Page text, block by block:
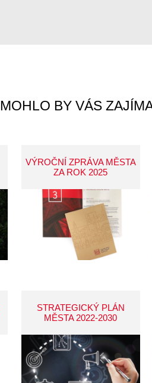
MOHLO BY VÁS
VÝROČNÍ ZPRÁVA MĚSTA
ZA ROK 2025
STRATEGICKÝ PLÁN
MĚSTA 2022-2030